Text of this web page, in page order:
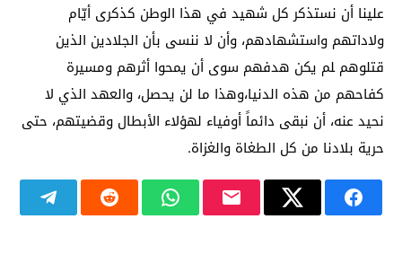
ﻋﻠﻴﻨﺎ ﺃﻥ ﻧﺴﺘﺬﻛﺮ ﻛﻞ ﺷﻬﻴﺪ ﻓﻲ ﻫﺬﺍ ﺍﻟﻮﻃﻦ ﻛﺬﻛﺮﻯ ﺃﻳّﺎﻡ
ﻭﻻﺩﺍﺗﻬﻢ ﻭﺍﺳﺘﺸﻬﺎﺩﻫﻢ، ﻭﺃﻥ ﻻ ﻧﻨﺴﻰ ﺑﺄﻥ ﺍﻟﺠﻼﺩﻳﻦ ﺍﻟﺬﻳﻦ
ﻗﺘﻠﻮﻫﻢ ﻠﻢ ﻳﻜﻦ ﻫﺪﻓﻬﻢ ﺳﻮﻯ ﺃﻥ ﻳﻤﺤﻮﺍ ﺃﺛﺮﻫﻢ ومسيرة
كفاحهم ﻣﻦ ﻫﺬﻩ ﺍﻟﺪﻧﻴﺎ،وهذا ما لن يحصل، والعهد الذي لا
نحيد عنه، أن نبقى ﺩﺍﺋﻤﺎً أوفياء ﻟﻬﺆﻻﺀ ﺍﻷﺑﻄﺎﻝ وقضيتهم، حتى
حرية بلادنا من كل الطغاة والغزاة.